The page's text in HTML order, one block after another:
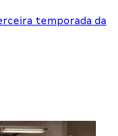
temporada da